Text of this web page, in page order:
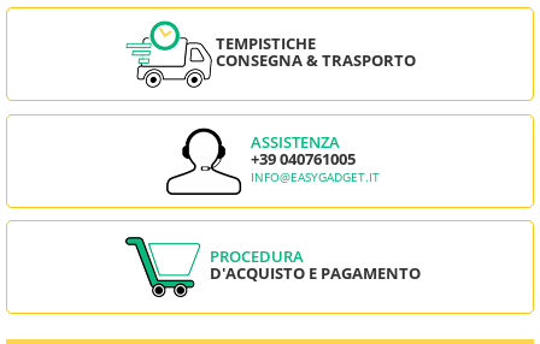
TEMPISTICHE
CONSEGNA & TRASPORTO
ASSISTENZA
+39 040761005
INFO@EASYGADGET.IT
PROCEDURA
D'ACQUISTO E PAGAMENTO